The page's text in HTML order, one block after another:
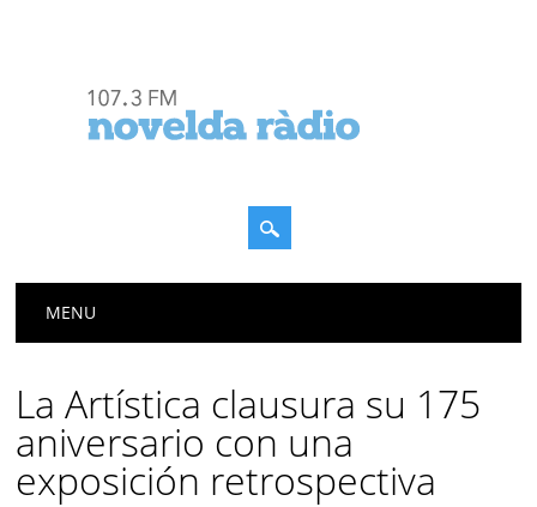
Menú principal
MENU
La Artística clausura su 175
aniversario con una
exposición retrospectiva